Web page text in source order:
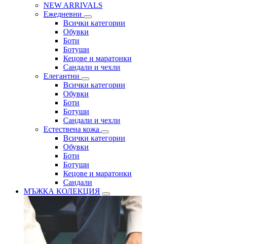
NEW ARRIVALS
Ежедневни
Всички категории
Обувки
Боти
Ботуши
Кецове и маратонки
Сандали и чехли
Елегантни
Всички категории
Обувки
Боти
Ботуши
Сандали и чехли
Естествена кожа
Всички категории
Обувки
Боти
Ботуши
Кецове и маратонки
Сандали
МЪЖКА КОЛЕКЦИЯ